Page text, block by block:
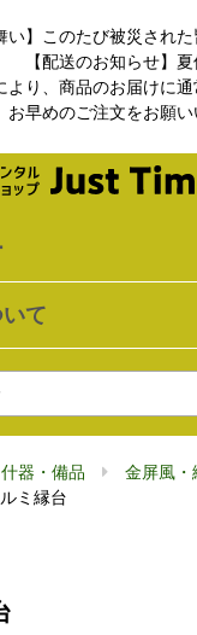
い】このたび被災され
【配送のお知らせ】夏
より、商品のお届けに
早めのご注文をお願い
て
器・備品
金屏風・
ミ縁台